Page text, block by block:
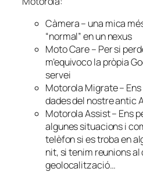
Càmera – una mica
“normal” en un nexus
Moto Care – Per si
m’equivoco la pròpia
servei
Motorola Migrate –
dades del nostre antic
Motorola Assist – Ens
algunes situacions i
telèfon si es troba en
nit, si tenim reunions al
geolocalització…